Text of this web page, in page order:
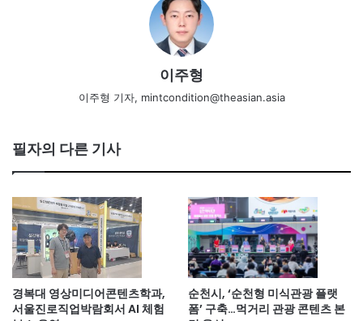
이주형
이주형 기자, mintcondition@theasian.asia
필자의 다른 기사
경복대 영상미디어콘텐츠학과,
서울진로직업박람회서 AI 체험
순천시, ‘순천형 미식관광 플랫
폼’ 구축…먹거리 관광 콘텐츠 본